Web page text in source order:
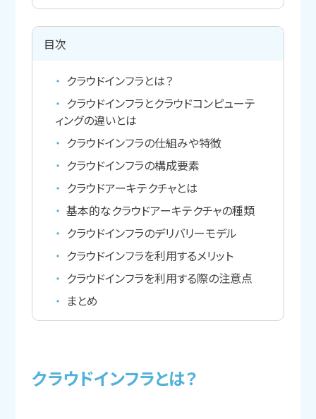
目次
クラウドインフラとは？
クラウドインフラとクラウドコンピューテ
ィングの違いとは
クラウドインフラの仕組みや特徴
クラウドインフラの構成要素
クラウドアーキテクチャとは
基本的なクラウドアーキテクチャの種類
クラウドインフラのデリバリーモデル
クラウドインフラを利用するメリット
クラウドインフラを利用する際の注意点
まとめ
クラウドインフラとは？